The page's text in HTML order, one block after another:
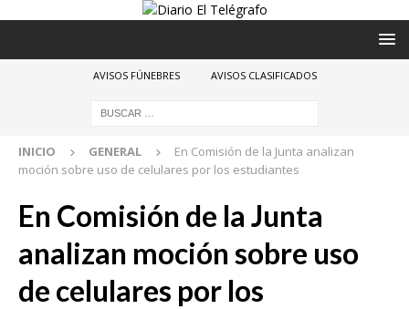
AVISOS FÚNEBRES AVISOS CLASIFICADOS
INICIO GENERAL
En Comisión de la Junta analizan
moción sobre uso de celulares por los estudiantes
En Comisión de la Junta
analizan moción sobre uso
de celulares por los